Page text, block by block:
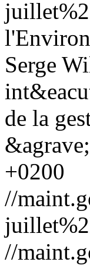
Serge
de la
+0200
//
//